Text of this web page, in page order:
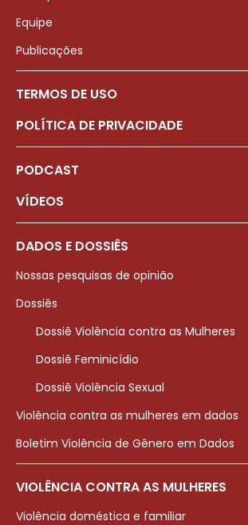
Equipe
Publicações
TERMOS DE USO
POLÍTICA DE PRIVACIDADE
PODCAST
VÍDEOS
DADOS E DOSSIÊS
Nossas pesquisas de opinião
Dossiês
Dossiê Violência contra as Mulheres
Dossiê Feminicídio
Dossiê Violência Sexual
Violência contra as mulheres em dados
Boletim Violência de Gênero em Dados
VIOLÊNCIA CONTRA AS MULHERES
Violência doméstica e familiar